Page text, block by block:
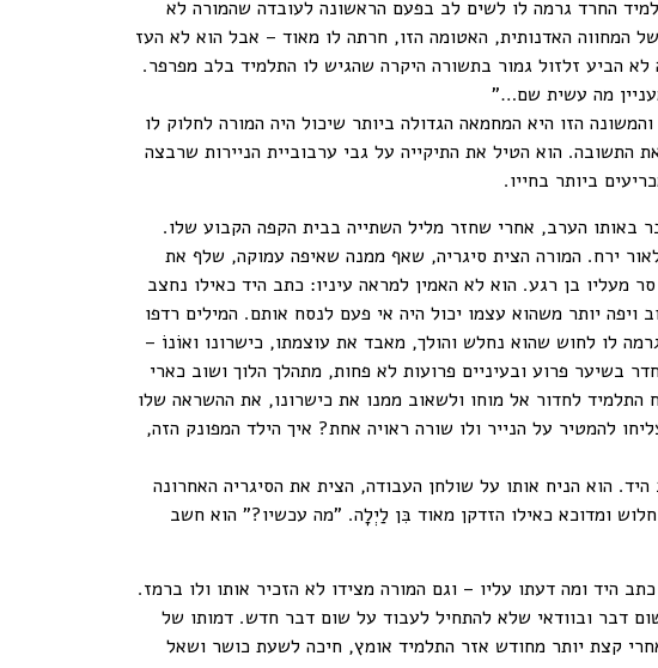
החרד גרמה לו לשים לב בפעם הראשונה לעובדה שהמורה לא
המחווה האדנותית, האטומה הזו, חרתה לו מאוד – אבל הוא לא העז
הביע זלזול גמור בתשורה היקרה שהגיש לו התלמיד בלב מפרפר.
מה עשית שם…"
הזו היא המחמאה הגדולה ביותר שיכול היה המורה לחלוק לו
הוא הטיל את התיקייה על גבי ערבוביית הניירות שרבצה
ביותר בחייו.
באותו הערב, אחרי שחזר מליל השתייה בבית הקפה הקבוע שלו.
ירח. המורה הצית סיגריה, שאף ממנה שאיפה עמוקה, שלף את
מעליו בן רגע. הוא לא האמין למראה עיניו: כתב היד כאילו נחצב
ויפה יותר משהוא עצמו יכול היה אי פעם לנסח אותם. המילים רדפו
לו לחוש שהוא נחלש והולך, מאבד את עוצמתו, כישרונו ואוֹנוֹ –
בשיער פרוע ובעיניים פרועות לא פחות, מתהלך הלוך ושוב כארי
התלמיד לחדור אל מוחו ולשאוב ממנו את כישרונו, את ההשראה שלו
להמטיר על הנייר ולו שורה ראויה אחת? איך הילד המפונק הזה,
הוא הניח אותו על שולחן העבודה, הצית את הסיגריה האחרונה
ומדוכא כאילו הזדקן מאוד בִּן לַיְלָה. "מה עכשיו?" הוא חשב
היד ומה דעתו עליו – וגם המורה מצידו לא הזכיר אותו ולו ברמז.
דבר ובוודאי שלא להתחיל לעבוד על שום דבר חדש. דמותו של
קצת יותר מחודש אזר התלמיד אומץ, חיכה לשעת כושר ושאל